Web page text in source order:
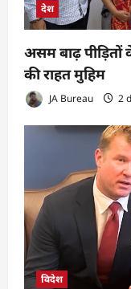
देश
असम बाढ़
की राहत मुहिम
JA Bureau 2
विदेश